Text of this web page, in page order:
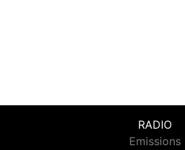
RADIO
Emissions